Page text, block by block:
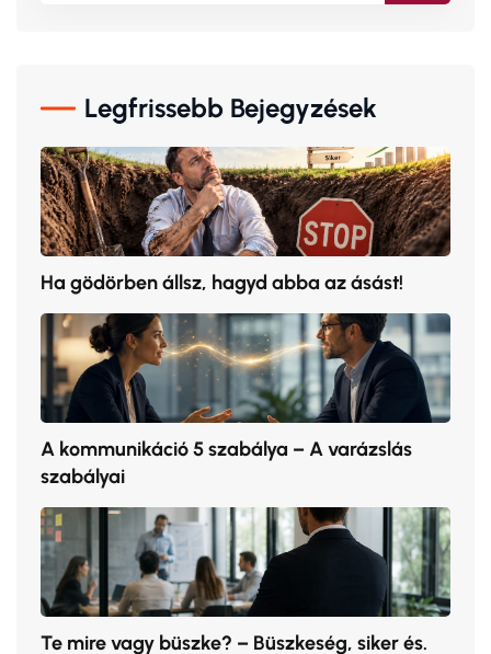
Legfrissebb Bejegyzések
Ha gödörben állsz, hagyd abba az ásást!
A kommunikáció 5 szabálya – A varázslás
szabályai
Te mire vagy büszke? – Büszkeség, siker és.